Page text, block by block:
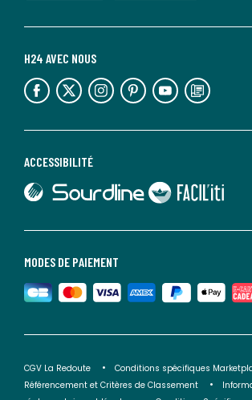
MODES DE PAIEMENT
ACCESSIBILITÉ
lien vers Sourdline
lien vers Faciliti
H24 AVEC NOUS
lien vers l'espace réseaux sociaux lien vers l'espace réseaux sociaux lien vers l'espace réseaux sociaux lien vers l'espace réseaux sociaux lien vers l'espace réseaux sociaux lien vers le blog la redoute
CGV La Redoute
Conditions spécifiques
Référencement et Critères de Classement